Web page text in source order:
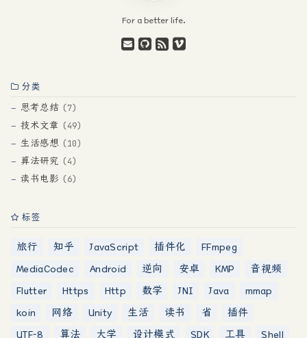
For a better life.
分类
思考总结 7
技术文章 49
生活感想 10
算法研究 4
读书电影 6
标签
旅行 知乎 JavaScript 插件化
FFmpeg
MediaCodec
Android 逆向 安卓 KMP
音视频
Flutter
Https Http 数学 JNI Java
mmap
koin
网络 Unity 生活 读书 省
插件
UTF-8
算法 大学 设计模式 SDK 工具
Shell